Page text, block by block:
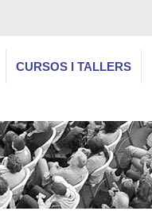
CURSOS I TALLERS